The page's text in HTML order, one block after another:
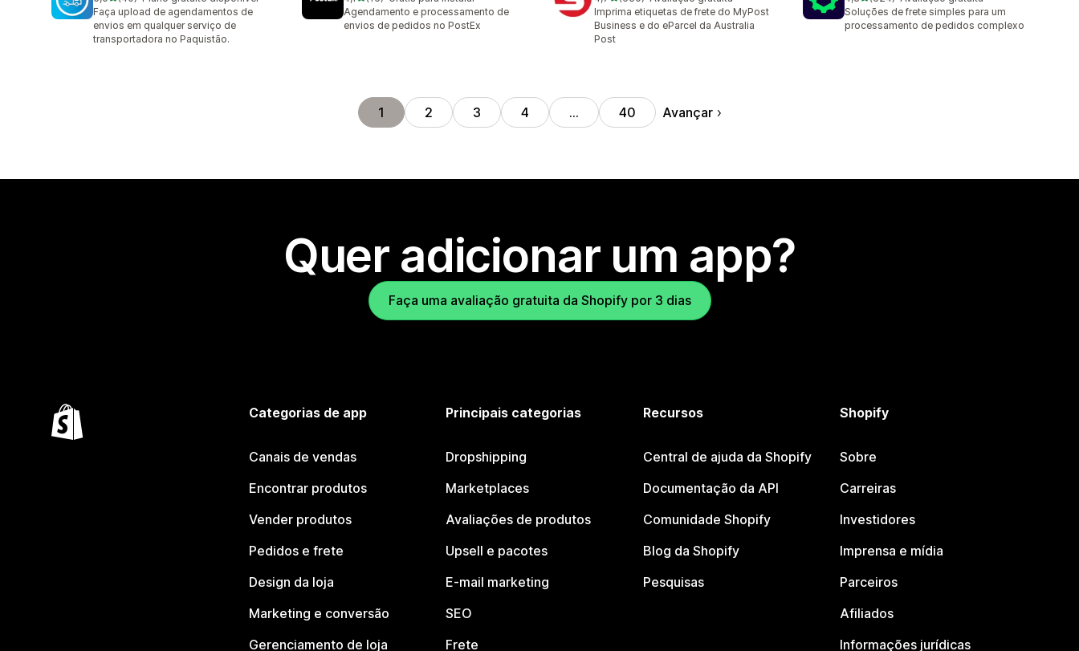
40 avaliações ao todo
Faça upload de agendamentos de
envios em qualquer serviço de
transportadora no Paquistão.
16 avaliações ao todo
Agendamento e processamento de
envios de pedidos no PostEx
630 avaliações ao todo
Imprima etiquetas de frete do MyPost
Business e do eParcel da Australia
Post
624 avaliações ao todo
Soluções de frete simples para um
processamento de pedidos complexo
1 2 3 4 … 40 Avançar
Quer adicionar um app?
Faça uma avaliação gratuita da Shopify por 3 dias
Categorias de app
Canais de vendas
Encontrar produtos
Vender produtos
Pedidos e frete
Design da loja
Marketing e conversão
Gerenciamento de loja
Principais categorias
Dropshipping
Marketplaces
Avaliações de produtos
Upsell e pacotes
E-mail marketing
SEO
Frete
Recursos
Central de ajuda da Shopify
Documentação da API
Comunidade Shopify
Blog da Shopify
Pesquisas
Shopify
Sobre
Carreiras
Investidores
Imprensa e mídia
Parceiros
Afiliados
Informações jurídicas